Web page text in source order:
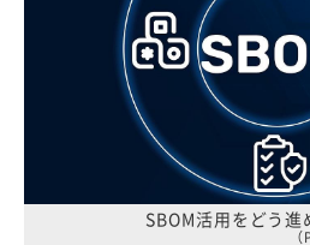
SBOM活用をどう進